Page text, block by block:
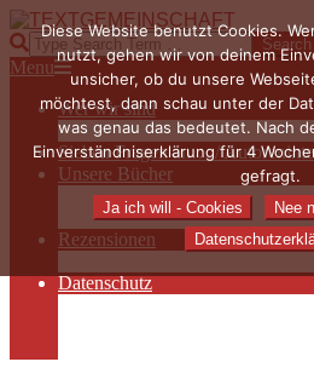
Skip
to
content
TEXTGEMEINSCHAFT
Search
Primary
Navigation
Menu
Menu
Wer wir sind
Die Hauptakteurinnen
Sieben Fragen an… /
Unsere Bücher
Autorenservices
Autorenprofile
Rezensionen
Datenschutz
Diese Website benutzt Cookies.
nutzt, gehen wir von deinem
unsicher, ob du unsere
möchtest, dann schau unter der
was genau das bedeutet. Nach
Einverständniserklärung für 4
gefragt.
Ja ich will - Cookies
Nee